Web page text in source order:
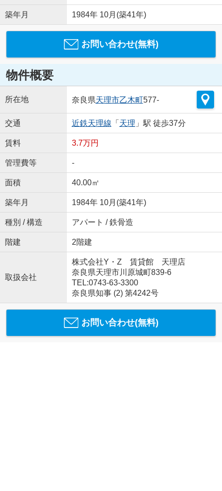
築年月 1984年 10月(築41年)
お問い合わせ(無料)
物件概要
所在地 奈良県天理市乙木町577-
交通 近鉄天理線 「 天理 」駅 徒歩37分
賃料 3.7万円
管理費等 -
面積 40.00㎡
築年月 1984年 10月(築41年)
種別 / 構造 アパート / 鉄骨造
階建 2階建
取扱会社
株式会社Y・Z 賃貸館 天理店
奈良県天理市川原城町839-6
TEL:0743-63-3300
奈良県知事 (2) 第4242号
お問い合わせ(無料)